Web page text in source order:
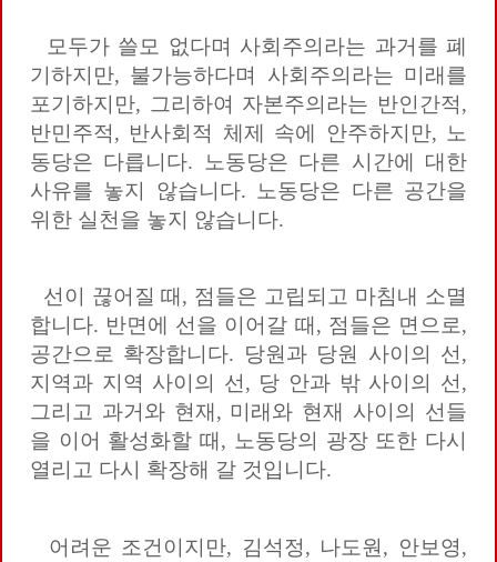
모두가 쓸모 없다며 사회주의라는 과거를 폐
기하지만, 불가능하다며 사회주의라는 미래를
포기하지만, 그리하여 자본주의라는 반인간적,
반민주적, 반사회적 체제 속에 안주하지만, 노
동당은 다릅니다. 노동당은 다른 시간에 대한
사유를 놓지 않습니다. 노동당은 다른 공간을
위한 실천을 놓지 않습니다.
선이 끊어질 때, 점들은 고립되고 마침내 소멸
합니다. 반면에 선을 이어갈 때, 점들은 면으로,
공간으로 확장합니다. 당원과 당원 사이의 선,
지역과 지역 사이의 선, 당 안과 밖 사이의 선,
그리고 과거와 현재, 미래와 현재 사이의 선들
을 이어 활성화할 때, 노동당의 광장 또한 다시
열리고 다시 확장해 갈 것입니다.
어려운 조건이지만, 김석정, 나도원, 안보영,